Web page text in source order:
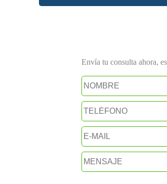
Envía tu consulta ahora,